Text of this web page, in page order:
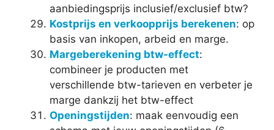
aanbiedingsprijs inclusief/exclusief btw?
Kostprijs en verkoopprijs berekenen: op
basis van inkopen, arbeid en marge.
Margeberekening btw-effect:
combineer je producten met
verschillende btw-tarieven en verbeter je
marge dankzij het btw-effect
Openingstijden: maak eenvoudig een